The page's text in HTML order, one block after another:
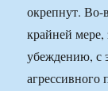
окрепнут. Во-
крайней мере,
убеждению, с